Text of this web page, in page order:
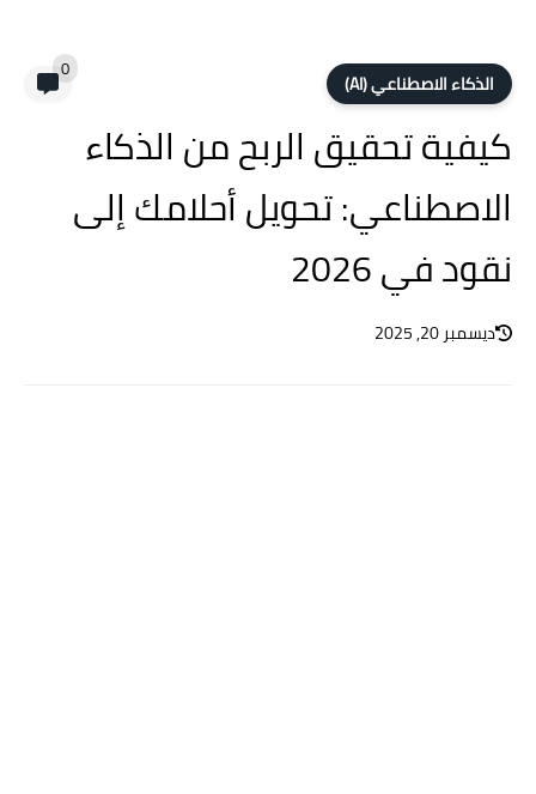
الذكاء الاصطناعي (AI) 0
كيفية تحقيق الربح من الذكاء
الاصطناعي: تحويل أحلامك إلى
نقود في 2026
ديسمبر 20, 2025